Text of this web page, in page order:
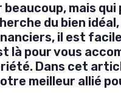
mais
du bien idéal,
il est
là pour vous
Dans cet
meilleur allié